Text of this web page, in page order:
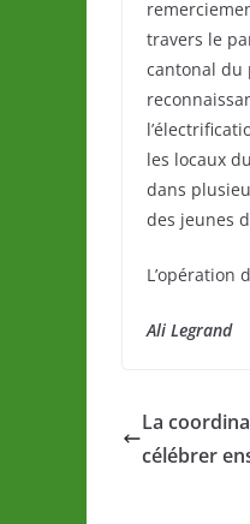
travers le
cantonal du
les locaux
dans
des jeunes
Ali Legrand
La
célébrer